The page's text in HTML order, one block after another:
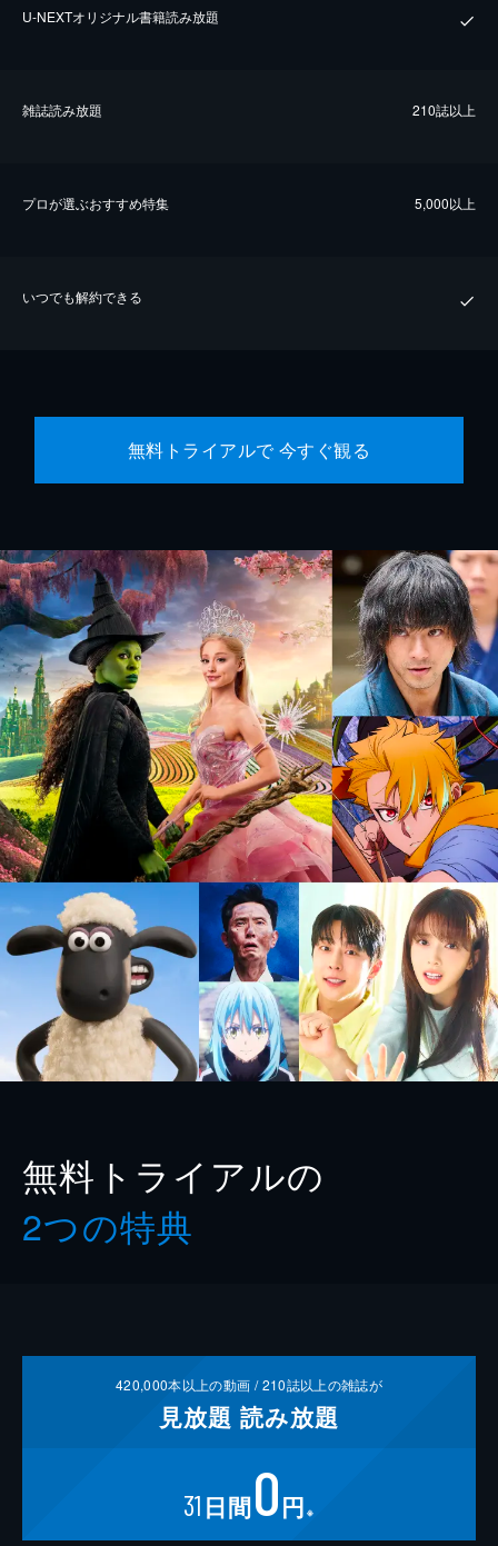
U-NEXTオリジナル書籍読み放題
雑誌読み放題 210誌以上
プロが選ぶおすすめ特集 5,000以上
いつでも解約できる
無料トライアルで 今すぐ観る
無料トライアルの
2つの特典
420,000本以上の動画 /210誌以上の雑誌が
見放題 読み放題
31 日間0円 ※